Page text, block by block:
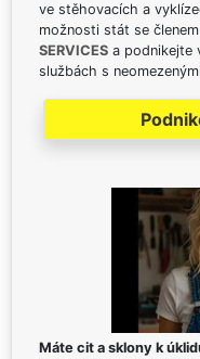
ve stěhovacích a
možnosti stát se
SERVICES a podnikejte
službách s
Máte cit a sklony k